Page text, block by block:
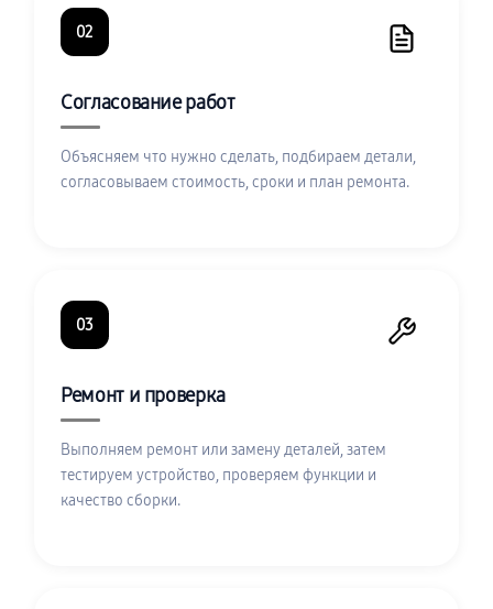
02
Согласование работ
Объясняем что нужно сделать, подбираем детали,
согласовываем стоимость, сроки и план ремонта.
03
Ремонт и проверка
Выполняем ремонт или замену деталей, затем
тестируем устройство, проверяем функции и
качество сборки.